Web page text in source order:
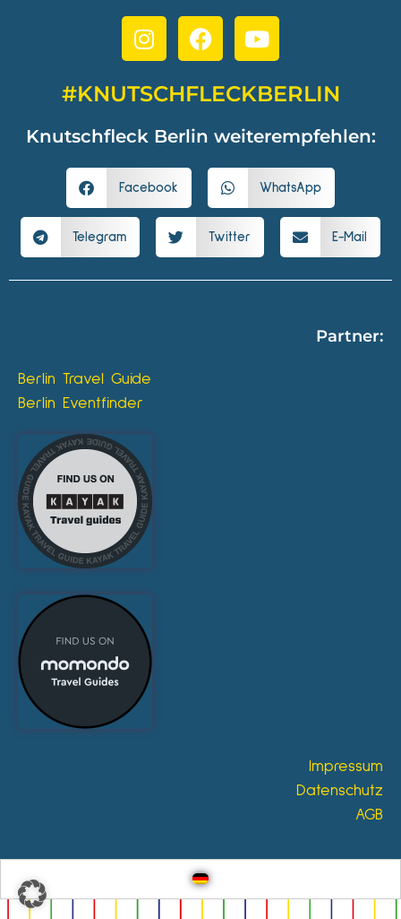
#KNUTSCHFLECKBERLIN
Knutschfleck Berlin weiterempfehlen:
Facebook WhatsApp
Telegram Twitter E-Mail
Partner:
Berlin Travel Guide
Berlin Eventfinder
Impressum
Datenschutz
AGB